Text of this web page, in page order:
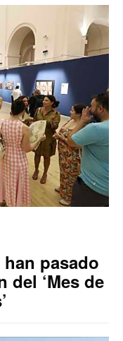
han pasado
del ‘Mes de